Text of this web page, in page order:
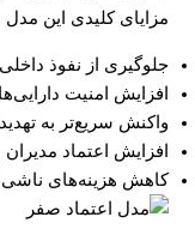
مزایای کلیدی این مدل
جلوگیری از نفوذ
افزایش امنیت
واکنش سریع‌تر به
افزایش اعتماد
کاهش هزینه‌های ناشی